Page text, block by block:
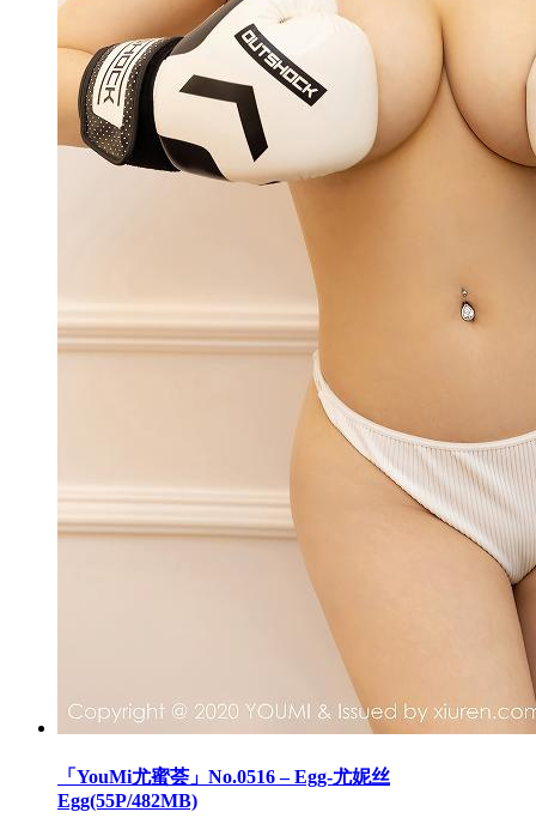
「YouMi尤蜜荟」No.0516 – Egg-尤妮丝
Egg(55P/482MB)